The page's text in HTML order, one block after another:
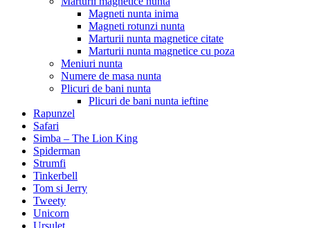
Magneti nunta inima
Magneti rotunzi nunta
Marturii nunta magnetice citate
Marturii nunta magnetice cu poza
Meniuri nunta
Numere de masa nunta
Plicuri de bani nunta
Plicuri de bani nunta ieftine
Rapunzel
Safari
Simba – The Lion King
Spiderman
Strumfi
Tinkerbell
Tom si Jerry
Tweety
Unicorn
Ursulet